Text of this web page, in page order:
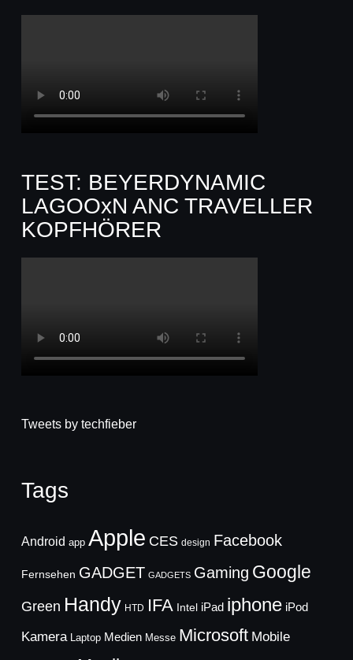
TEST: BEYERDYNAMIC
LAGOOxN ANC TRAVELLER
KOPFHÖRER
Tweets by techfieber
Tags
Android app Apple CES design Facebook
Fernsehen GADGET GADGETS Gaming Google
Green Handy HTD IFA Intel iPad iphone iPod
Kamera Laptop Medien Messe Microsoft Mobile